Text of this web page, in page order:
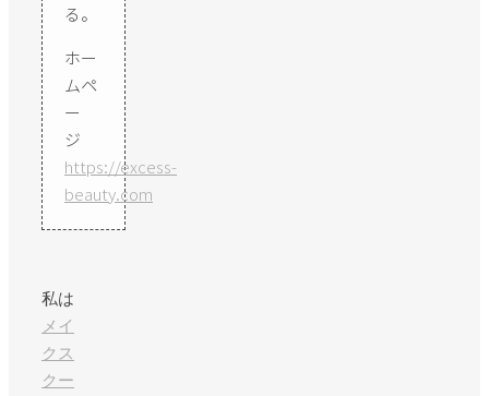
る。
ホー
ムペ
ー
ジ
https://excess-
beauty.com
私は
メイ
クス
クー